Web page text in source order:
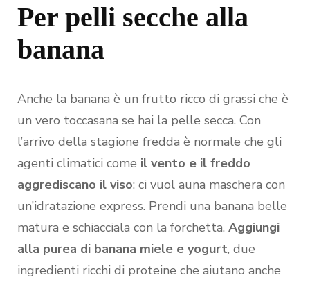
Per pelli secche alla
banana
Anche la banana è un frutto ricco di grassi che è
un vero toccasana se hai la pelle secca. Con
l’arrivo della stagione fredda è normale che gli
agenti climatici come il vento e il freddo
aggrediscano il viso: ci vuol auna maschera con
un’idratazione express. Prendi una banana belle
matura e schiacciala con la forchetta. Aggiungi
alla purea di banana miele e yogurt, due
ingredienti ricchi di proteine che aiutano anche